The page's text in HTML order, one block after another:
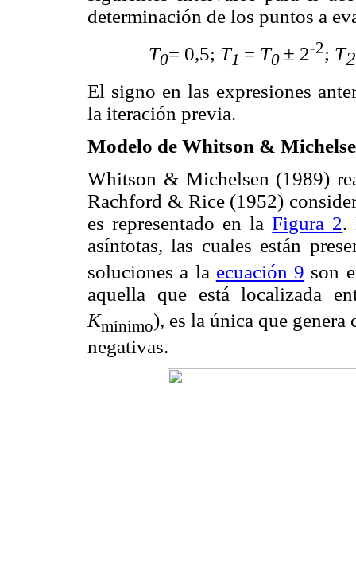
determinación de los puntos a
T0= 0,5; T1 = T0 ± 2-2; T
El signo en las expresiones
la iteración previa.
Modelo de Whitson &
Whitson & Michelsen (1989)
Rachford & Rice (1952)
es representado en laFigura 2.
asíntotas, las cuales están
soluciones a la ecuación 9 son
aquella que está localizada
Kmínimo), es la única que genera
negativas.